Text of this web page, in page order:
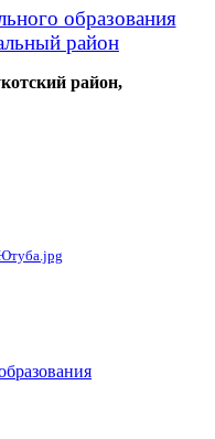
образования
район
район,